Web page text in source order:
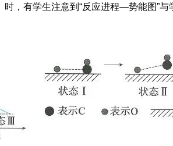
时，有学生注意到“反应进程—势能图”